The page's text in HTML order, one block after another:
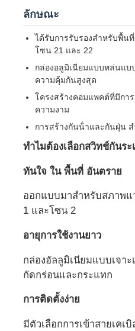
ปลั๊กและซ็อกเก็ตป้องกันกา
ลักษณะ
ได้รับการรับรองสําหรับพื้น
โซน 21 และ 22
กล่องอลูมิเนียมแบบหล่นแบ
ความคุ้มกันสูงสุด
โครงสร้างคอมแพคต์ที่มีกา
ความงาม
การสร้างกันน้ําและกันฝุ่น
ทําไมต้องเลือกสวิทช์กันระ
ทันใจ ใน พื้นที่ อันตราย
ออกแบบมาสําหรับสภาพแ
1 และโซน 2
อายุการใช้งานยาว
กล่องอัลลูมิเนียมแบบเจา
กัดกร่อนและกระแทก
การติดตั้งง่าย
มีตัวเลือกการเข้าสายเคเ